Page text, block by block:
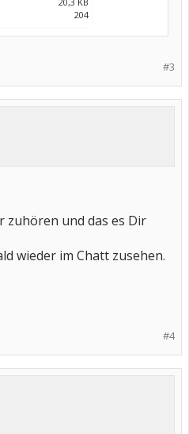
204
#3
zuhören und das es Dir
wieder im Chatt zusehen.
#4